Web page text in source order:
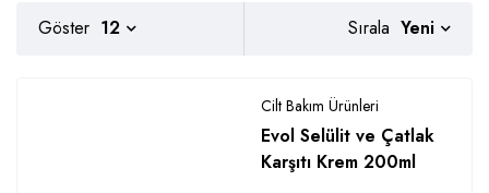
Sırala Yeni
Göster 12
Cilt Bakım Ürünleri
Evol Selülit ve Çatlak
Karşıtı Krem 200ml